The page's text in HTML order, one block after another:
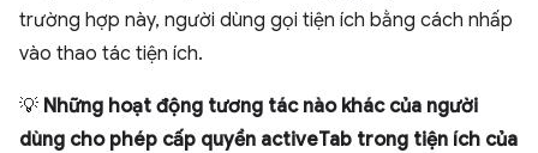
trường hợp này, người dùng gọi tiện ích bằng cách nhấp
vào thao tác tiện ích.
💡 Những hoạt động tương tác nào khác của người
dùng cho phép cấp quyền activeTab trong tiện ích của